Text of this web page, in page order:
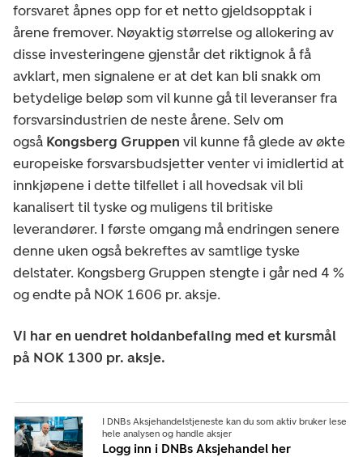
forsvaret åpnes opp for et netto gjeldsopptak i
årene fremover. Nøyaktig størrelse og allokering av
disse investeringene gjenstår det riktignok å få
avklart, men signalene er at det kan bli snakk om
betydelige beløp som vil kunne gå til leveranser fra
forsvarsindustrien de neste årene. Selv om
også Kongsberg Gruppen vil kunne få glede av økte
europeiske forsvarsbudsjetter venter vi imidlertid at
innkjøpene i dette tilfellet i all hovedsak vil bli
kanalisert til tyske og muligens til britiske
leverandører. I første omgang må endringen senere
denne uken også bekreftes av samtlige tyske
delstater. Kongsberg Gruppen stengte i går ned 4 %
og endte på NOK 1606 pr. aksje.
Vi har en uendret holdanbefaling med et kursmål
på NOK 1300 pr. aksje.
I DNBs Aksjehandelstjeneste kan du som aktiv bruker lese
hele analysen og handle aksjer
Logg inn i DNBs Aksjehandel her